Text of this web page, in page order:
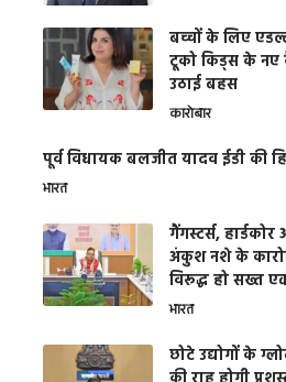
बच्चों के लिए
टूको किड्स के
उठाई बहस
कारोबार
पूर्व विधायक बलजीत यादव ईडी की
भारत
गैंगस्टर्स,
अंकुश नशे के
विरूद्ध हो सख्त
भारत
छोटे उद्योगों के